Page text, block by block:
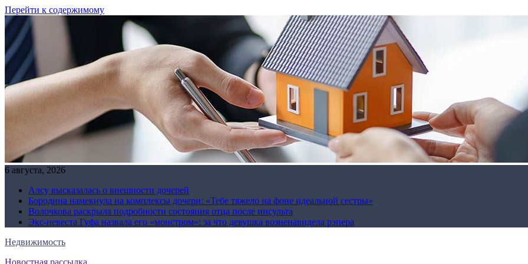
Перейти к содержимому
6 августа, 2026
Алсу высказалась о внешности дочерей
Бородина намекнула на комплексы дочери: «Тебе тяжело на фоне идеальной сестры»
Волочкова раскрыла подробности состояния отца после инсульта
Экс-невеста Гуфа назвала его «монстром»: за что девушка возненавидела рэпера
Недвижимость
Новостная рассылка